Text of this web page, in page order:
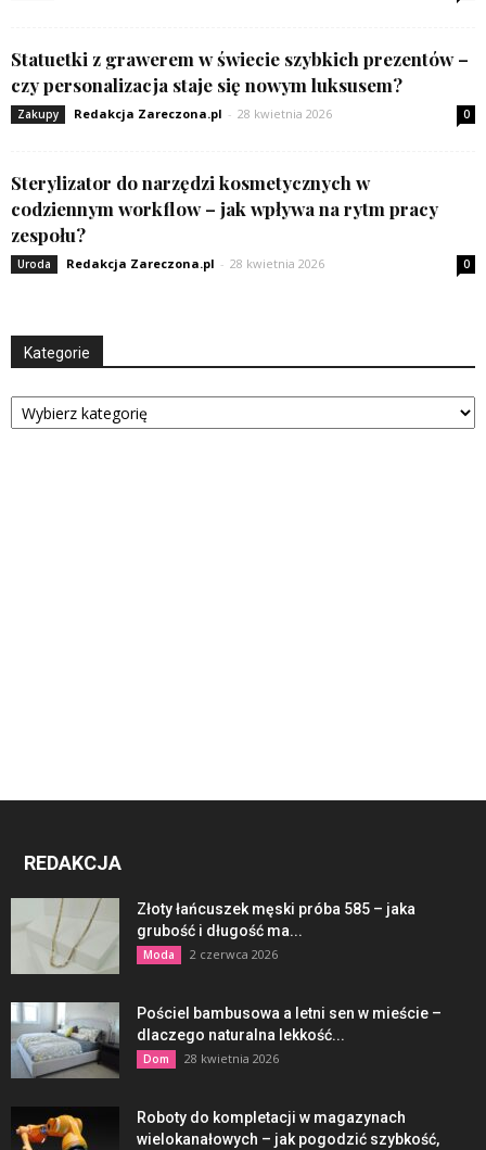
Statuetki z grawerem w świecie szybkich prezentów –
czy personalizacja staje się nowym luksusem?
Zakupy Redakcja Zareczona.pl - 28 kwietnia 2026 0
Sterylizator do narzędzi kosmetycznych w
codziennym workflow – jak wpływa na rytm pracy
zespołu?
Uroda Redakcja Zareczona.pl - 28 kwietnia 2026 0
Kategorie
Kategorie
REDAKCJA
Złoty łańcuszek męski próba 585 – jaka
grubość i długość ma...
Moda 2 czerwca 2026
Pościel bambusowa a letni sen w mieście –
dlaczego naturalna lekkość...
Dom 28 kwietnia 2026
Roboty do kompletacji w magazynach
wielokanałowych – jak pogodzić szybkość,